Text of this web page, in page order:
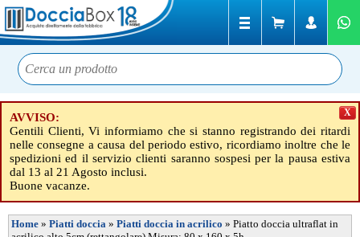
AVVISO:
Gentili Clienti, Vi informiamo che si stanno registrando dei ritardi
nelle consegne a causa del periodo estivo, ricordiamo inoltre che le
spedizioni ed il servizio clienti saranno sospesi per la pausa estiva
dal 13 al 21 Agosto inclusi.
Buone vacanze.
X
Home » Piatti doccia » Piatti doccia in acrilico » Piatto doccia ultraflat in